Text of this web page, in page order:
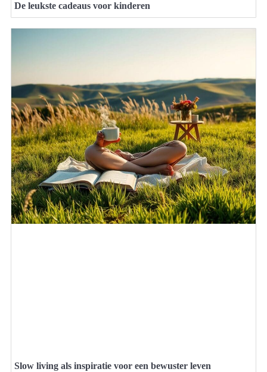
De leukste cadeaus voor kinderen
Slow living als inspiratie voor een bewuster leven